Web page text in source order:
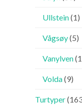
Ullstein(1)
Vågsøy(5)
Vanylven
Volda(9)
Turtyper